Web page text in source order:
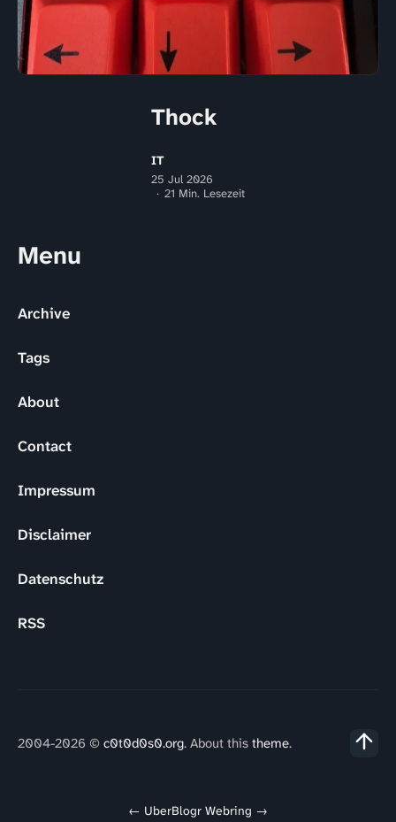
Thock
IT
25 Jul 2026
21 Min. Lesezeit
Menu
Archive
Tags
About
Contact
Impressum
Disclaimer
Datenschutz
RSS
2004-2026 © c0t0d0s0.org. About this theme.
← UberBlogr Webring →